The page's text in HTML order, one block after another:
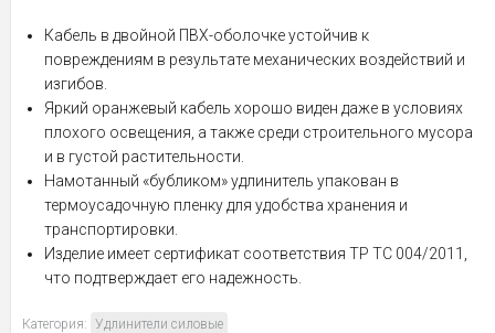
Кабель в двойной ПВХ-оболочке устойчив к
повреждениям в результате механических воздействий и
изгибов.
Яркий оранжевый кабель хорошо виден даже в условиях
плохого освещения, а также среди строительного мусора
и в густой растительности.
Намотанный «бубликом» удлинитель упакован в
термоусадочную пленку для удобства хранения и
транспортировки.
Изделие имеет сертификат соответствия ТР ТС 004/2011,
что подтверждает его надежность.
Категория: Удлинители силовые